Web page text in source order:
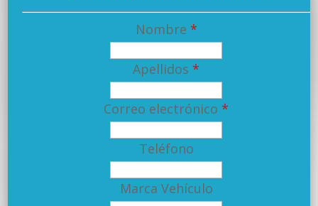
Nombre *
Apellidos *
Correo electrónico *
Teléfono
Marca Vehículo